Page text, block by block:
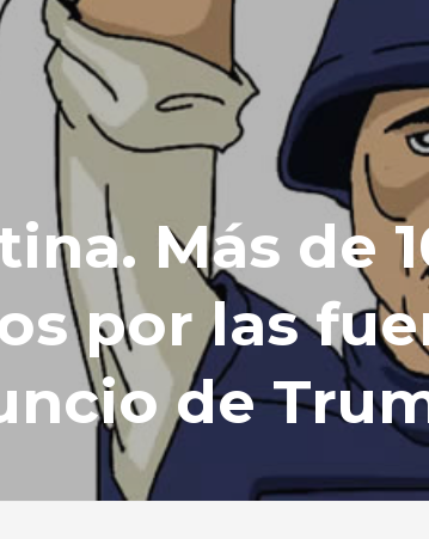
Más de
por las
de